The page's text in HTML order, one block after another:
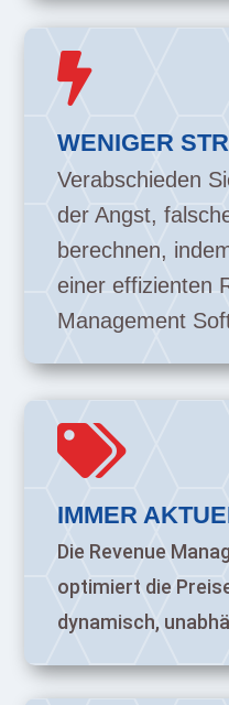

WENIGER
Verabschieden
der Angst,
berechnen,
einer effizienten
Management

IMMER
Die Revenue
optimiert die
dynamisch,